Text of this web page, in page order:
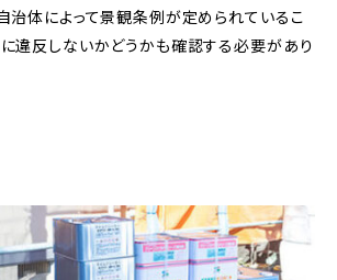
治体によって景観条例が定められているこ
違反しないかどうかも確認する必要があり